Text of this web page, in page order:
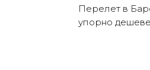
Перелет в
упорно